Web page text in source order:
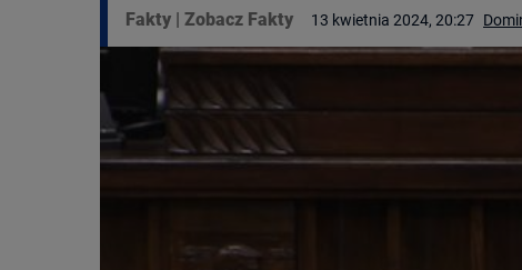
Fakty | Zobacz Fakty 13 kwietnia 2024, 20:27